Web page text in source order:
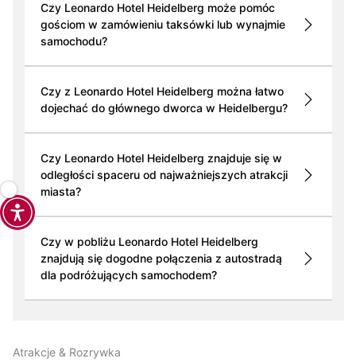
Czy Leonardo Hotel Heidelberg może pomóc
gościom w zamówieniu taksówki lub wynajmie
samochodu?
Czy z Leonardo Hotel Heidelberg można łatwo
dojechać do głównego dworca w Heidelbergu?
Czy Leonardo Hotel Heidelberg znajduje się w
odległości spaceru od najważniejszych atrakcji
miasta?
Czy w pobliżu Leonardo Hotel Heidelberg
znajdują się dogodne połączenia z autostradą
dla podróżujących samochodem?
Atrakcje & Rozrywka